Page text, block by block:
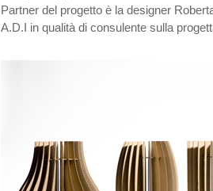
Partner del progetto è la designer
A.D.I in qualità di consulente sulla